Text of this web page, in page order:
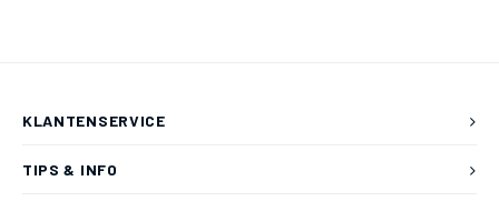
KLANTENSERVICE
TIPS & INFO